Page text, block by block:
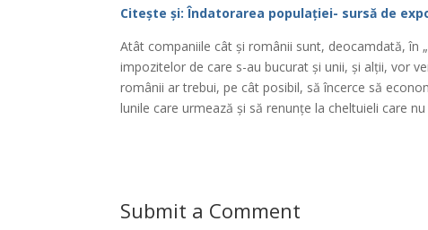
Citește și: Îndatorarea populației- sursă de
Atât companiile cât și românii sunt, deocamdată, în
impozitelor de care s-au bucurat și unii, și alții, vor
românii ar trebui, pe cât posibil, să încerce să
lunile care urmează și să renunțe la cheltuieli care
Submit a Comment